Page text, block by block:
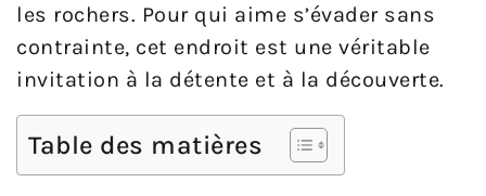
les rochers. Pour qui aime s’évader sans
contrainte, cet endroit est une véritable
invitation à la détente et à la découverte.
Table des matières